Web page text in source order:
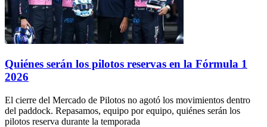
Quiénes serán los pilotos reservas en la Fórmula 1
2026
El cierre del Mercado de Pilotos no agotó los movimientos dentro
del paddock. Repasamos, equipo por equipo, quiénes serán los
pilotos reserva durante la temporada